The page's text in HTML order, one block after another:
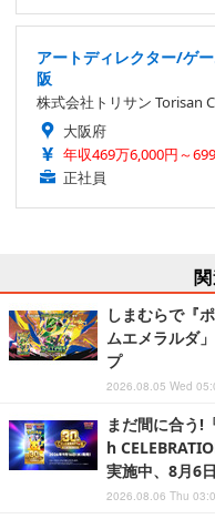
アートディレクター/ゲ
阪
株式会社トリサン Torisan
大阪府
年収469万6,000円～
正社員
しまむらで『
ムエメラルダ
プ
2026.08.05 Wed
まだ間に合う!
h
実施中、8月6
2026.08.06 Thu